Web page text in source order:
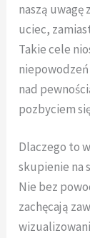
naszą uwagę
uciec,
Takie cele
niepowodzeń
nad
pozbyciem
Dlaczego to
skupienie na
Nie bez
zachęcają